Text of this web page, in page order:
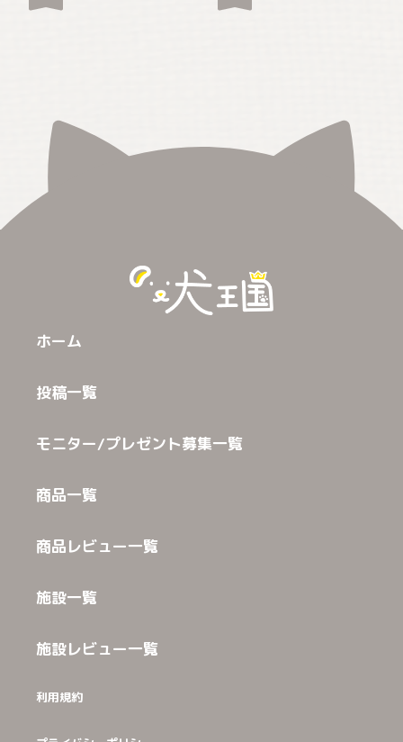
ホーム
投稿一覧
モニター/プレゼント募集一覧
商品一覧
商品レビュー一覧
施設一覧
施設レビュー一覧
利用規約